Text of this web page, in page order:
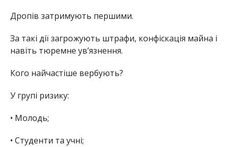
Дропів затримують першими.
За такі дії загрожують штрафи, конфіскація майна і
навіть тюремне ув’язнення.
Кого найчастіше вербують?
У групі ризику:
• Молодь;
• Студенти та учні;